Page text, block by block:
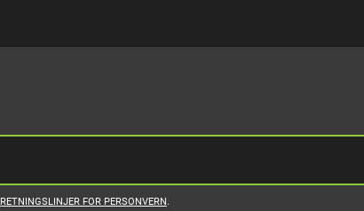
RETNINGSLINJER FOR PERSONVERN.